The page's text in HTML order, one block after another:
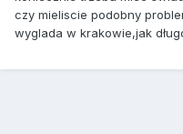
czy mieliscie podobny
wyglada w krakowie,jak